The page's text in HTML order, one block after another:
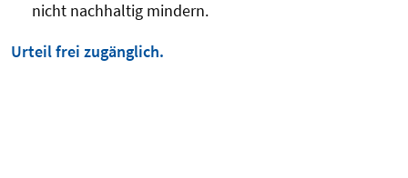
nicht nachhaltig mindern.
Urteil frei zugänglich.